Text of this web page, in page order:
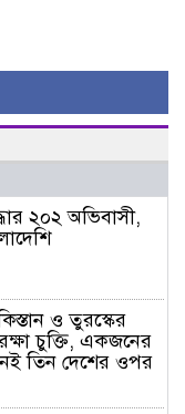
২০২ অভিবাসী,
ও তুরস্কের
চুক্তি, একজনের
তিন দেশের ওপর